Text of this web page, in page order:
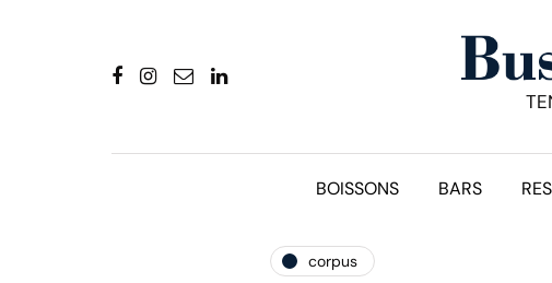
BOISSONS BARS
corpus